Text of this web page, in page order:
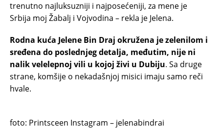
trenutno najluksuzniji i najposećeniji, za mene je
Srbija moj Žabalj i Vojvodina – rekla je Jelena.
Rodna kuća Jelene Bin Draj okružena je zelenilom i
sređena do poslednjeg detalja, međutim, nije ni
nalik velelepnoj vili u kojoj živi u Dubiju. Sa druge
strane, komšije o nekadašnjoj misici imaju samo reči
hvale.
foto: Printsceen Instagram – jelenabindrai